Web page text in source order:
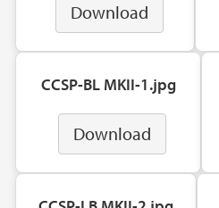
Download
CCSP-BL MKII-1.jpg
Download